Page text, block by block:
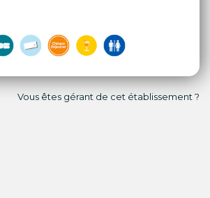
Vous êtes gérant de cet établissement ?